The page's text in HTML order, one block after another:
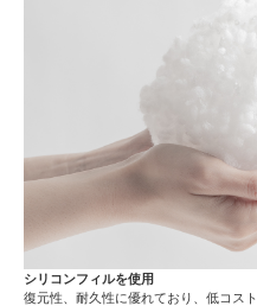
シリコンフィルを使用
復元性、耐久性に優れており、低コス